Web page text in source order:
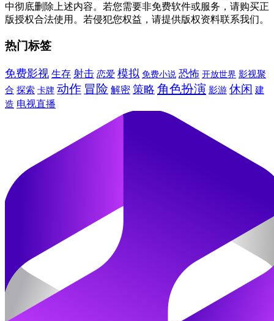
中彻底删除上述内容。若您需要非免费软件或服务，请购买正
版授权合法使用。若侵犯您权益，请提供版权资料联系我们。
热门标签
免费影视 生存 射击 恋爱 模拟 免费小说 恐怖 开放世界 影视聚
合 探索 卡牌 动作 冒险 解密 策略 角色扮演 影游 休闲 建
造 电视直播